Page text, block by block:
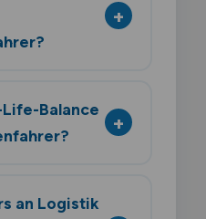
Balance
an Logistik